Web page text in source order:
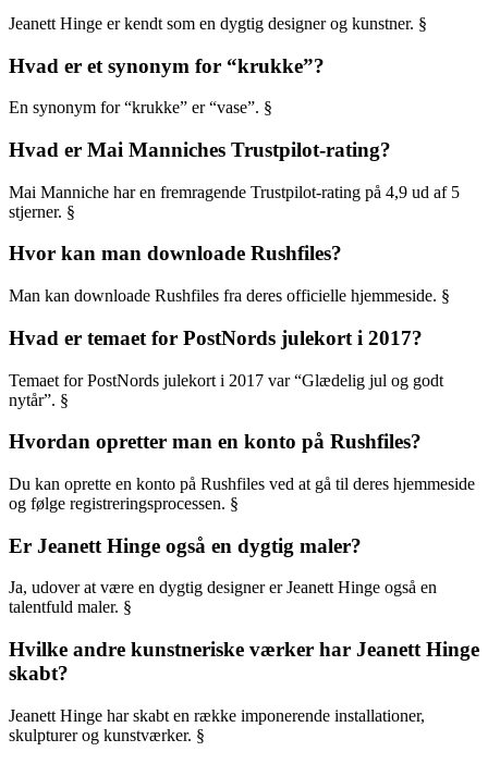
Jeanett Hinge er kendt som en dygtig designer og kunstner. §
Hvad er et synonym for “krukke”?
En synonym for “krukke” er “vase”. §
Hvad er Mai Manniches Trustpilot-rating?
Mai Manniche har en fremragende Trustpilot-rating på 4,9 ud af 5
stjerner. §
Hvor kan man downloade Rushfiles?
Man kan downloade Rushfiles fra deres officielle hjemmeside. §
Hvad er temaet for PostNords julekort i 2017?
Temaet for PostNords julekort i 2017 var “Glædelig jul og godt
nytår”. §
Hvordan opretter man en konto på Rushfiles?
Du kan oprette en konto på Rushfiles ved at gå til deres hjemmeside
og følge registreringsprocessen. §
Er Jeanett Hinge også en dygtig maler?
Ja, udover at være en dygtig designer er Jeanett Hinge også en
talentfuld maler. §
Hvilke andre kunstneriske værker har Jeanett Hinge
skabt?
Jeanett Hinge har skabt en række imponerende installationer,
skulpturer og kunstværker. §